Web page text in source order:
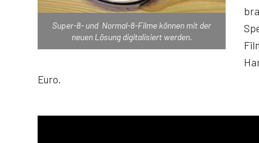
Super-8- und Normal-8-Filme können mit der
neuen Lösung digitalisiert werden.
Euro.